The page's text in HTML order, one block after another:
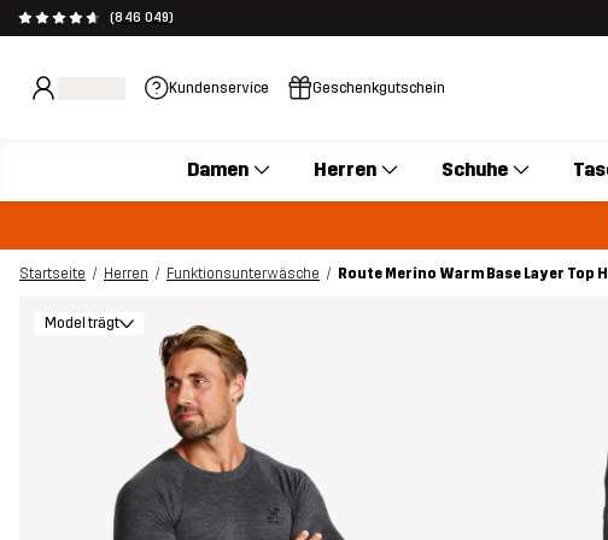
(846 049)
Kundenservice Geschenkgutschein
Damen Herren Schuhe
Startseite Herren Funktionsunterwäsche
Route Merino Warm Base Layer Top
Model trägt